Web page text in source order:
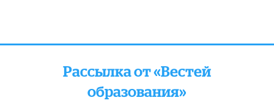
Рассылка от «Вестей
образования»